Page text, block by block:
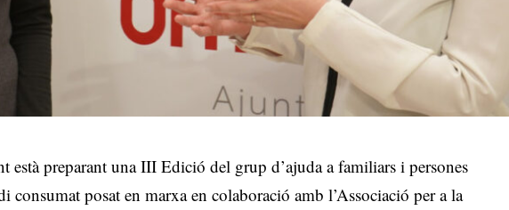
està preparant una III Edició del grup d’ajuda a familiars i persones
consumat posat en marxa en colaboració amb l’Associació per a la